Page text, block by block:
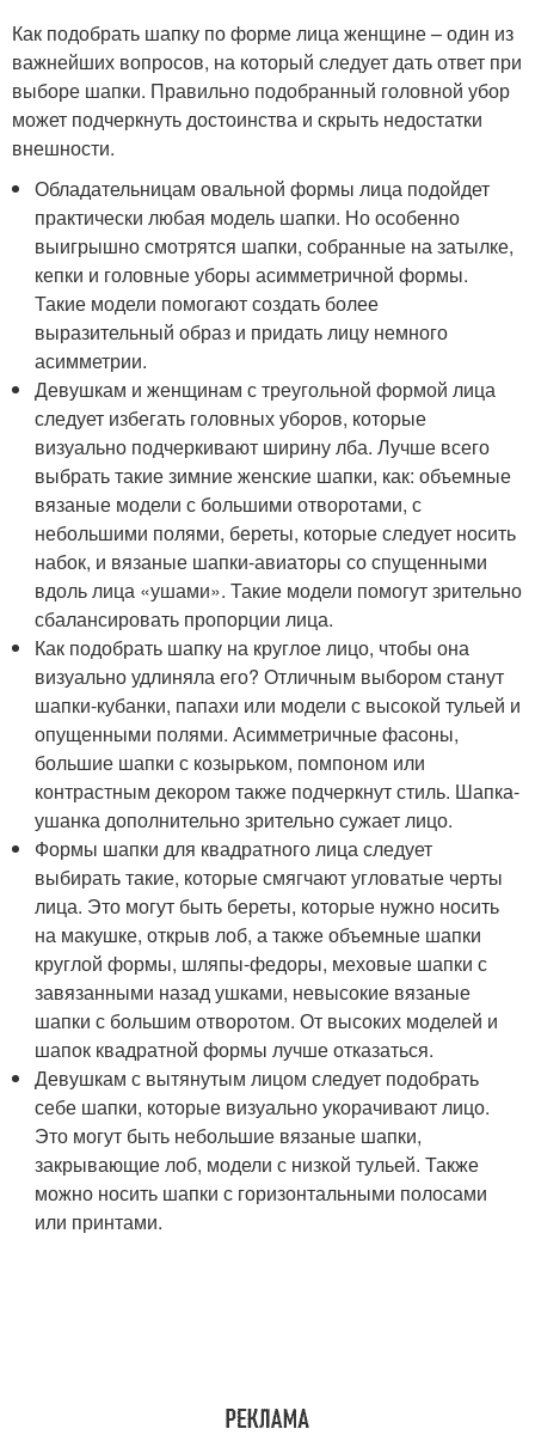
Как подобрать шапку по форме лица женщине – один из
важнейших вопросов, на который следует дать ответ при
выборе шапки. Правильно подобранный головной убор
может подчеркнуть достоинства и скрыть недостатки
внешности.
Обладательницам овальной формы лица подойдет
практически любая модель шапки. Но особенно
выигрышно смотрятся шапки, собранные на затылке,
кепки и головные уборы асимметричной формы.
Такие модели помогают создать более
выразительный образ и придать лицу немного
асимметрии.
Девушкам и женщинам с треугольной формой лица
следует избегать головных уборов, которые
визуально подчеркивают ширину лба. Лучше всего
выбрать такие зимние женские шапки, как: объемные
вязаные модели с большими отворотами, с
небольшими полями, береты, которые следует носить
набок, и вязаные шапки-авиаторы со спущенными
вдоль лица «ушами». Такие модели помогут зрительно
сбалансировать пропорции лица.
Как подобрать шапку на круглое лицо, чтобы она
визуально удлиняла его? Отличным выбором станут
шапки-кубанки, папахи или модели с высокой тульей и
опущенными полями. Асимметричные фасоны,
большие шапки с козырьком, помпоном или
контрастным декором также подчеркнут стиль. Шапка-
ушанка дополнительно зрительно сужает лицо.
Формы шапки для квадратного лица следует
выбирать такие, которые смягчают угловатые черты
лица. Это могут быть береты, которые нужно носить
на макушке, открыв лоб, а также объемные шапки
круглой формы, шляпы-федоры, меховые шапки с
завязанными назад ушками, невысокие вязаные
шапки с большим отворотом. От высоких моделей и
шапок квадратной формы лучше отказаться.
Девушкам с вытянутым лицом следует подобрать
себе шапки, которые визуально укорачивают лицо.
Это могут быть небольшие вязаные шапки,
закрывающие лоб, модели с низкой тульей. Также
можно носить шапки с горизонтальными полосами
или принтами.